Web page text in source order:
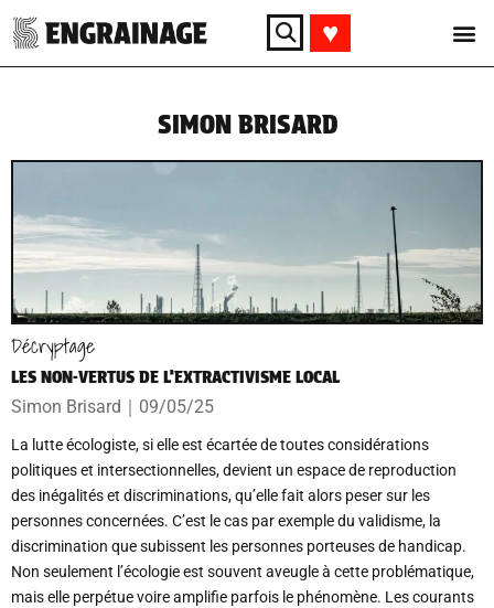
♥︎
SIMON BRISARD
Décryptage
LES NON-VERTUS DE L’EXTRACTIVISME LOCAL
Simon Brisard ｜ 09/05/25
La lutte écologiste, si elle est écartée de toutes considérations
politiques et intersectionnelles, devient un espace de reproduction
des inégalités et discriminations, qu’elle fait alors peser sur les
personnes concernées. C’est le cas par exemple du validisme, la
discrimination que subissent les personnes porteuses de handicap.
Non seulement l’écologie est souvent aveugle à cette problématique,
mais elle perpétue voire amplifie parfois le phénomène. Les courants